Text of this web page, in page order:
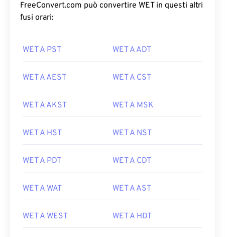
FreeConvert.com può convertire WET in questi altri
fusi orari:
WET A PST WET A ADT
WET A AEST WET A CST
WET A AKST WET A MSK
WET A HST WET A NST
WET A PDT WET A CDT
WET A WAT WET A AST
WET A WEST WET A HDT